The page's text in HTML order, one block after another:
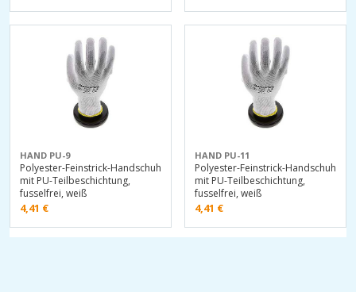
HAND PU-9
Polyester-Feinstrick-Handschuh
mit PU-Teilbeschichtung,
fusselfrei, weiß
4,41 €
HAND PU-11
Polyester-Feinstrick-Handschuh
mit PU-Teilbeschichtung,
fusselfrei, weiß
4,41 €